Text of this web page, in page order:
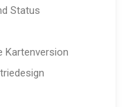
Status
Kartenversion